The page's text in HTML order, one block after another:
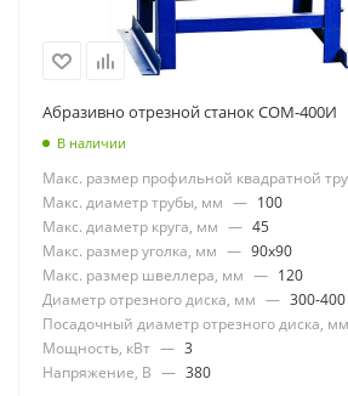
Абразивно отрезной станок СОМ-400И
В наличии
Макс. размер профильной квадратной
Макс. диаметр трубы, мм — 100
Макс. диаметр круга, мм — 45
Макс. размер уголка, мм — 90x90
Макс. размер швеллера, мм — 120
Диаметр отрезного диска, мм — 300-400
Посадочный диаметр отрезного диска, мм
Мощность, кВт — 3
Напряжение, В — 380